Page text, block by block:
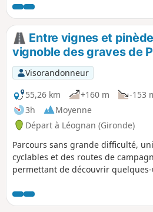
Léognan et se dirige vers Cadaujac
Courrejan où il se jette dans la
La randonnée côtoie rive gauche les
vignes des châteaux de France,
et Le Sartre, grands crus classés
Léognan. Au retour elle longe la rive
droite, traverse Mignoy, et passe
du Château Chevaliner autre grand
classé Pessac-Léognan.
Entre vignes et
vignoble des graves de
Visorandonneur
55,26 km
+160 m
-153
3h
Moyenne
Départ à Léognan (Gironde)
Parcours sans grande difficulté,
cyclables et des routes de
permettant de découvrir
parties du parcours passent dans